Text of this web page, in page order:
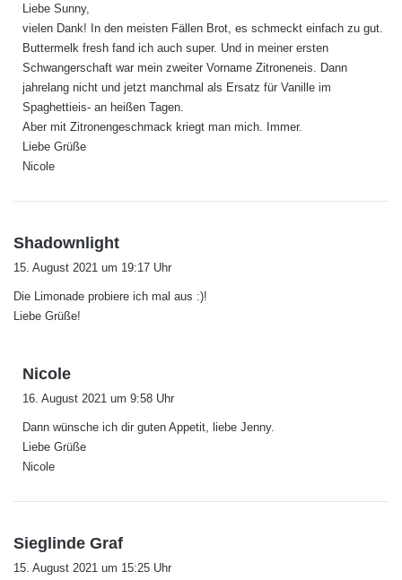
t
:
Liebe Sunny,
vielen Dank! In den meisten Fällen Brot, es schmeckt einfach zu gut.
Buttermelk fresh fand ich auch super. Und in meiner ersten
Schwangerschaft war mein zweiter Vorname Zitroneneis. Dann
jahrelang nicht und jetzt manchmal als Ersatz für Vanille im
Spaghettieis- an heißen Tagen.
Aber mit Zitronengeschmack kriegt man mich. Immer.
Liebe Grüße
Nicole
Shadownlight
t
15. August 2021 um 19:17 Uhr
Die Limonade probiere ich mal aus :)!
Liebe Grüße!
Nicole
t
:
16. August 2021 um 9:58 Uhr
Dann wünsche ich dir guten Appetit, liebe Jenny.
Liebe Grüße
Nicole
Sieglinde Graf
15. August 2021 um 15:25 Uhr